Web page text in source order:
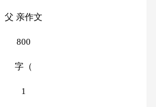
父 亲作文
800
字（
1